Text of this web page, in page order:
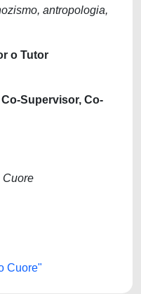
antropologia,
o Tutor
Supervisor, Co-
Cuore
Cuore"